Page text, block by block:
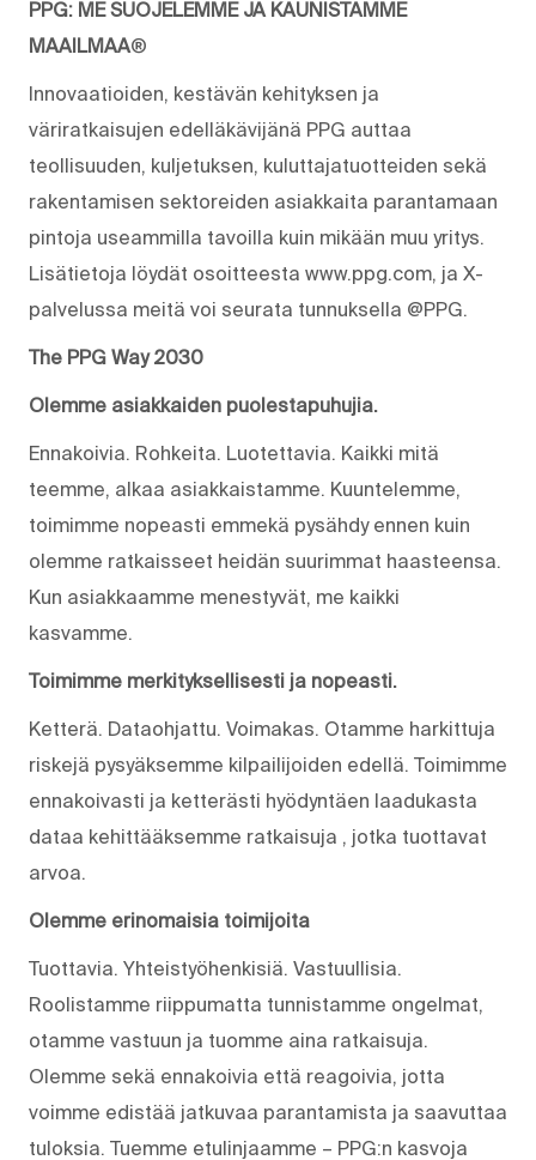
PPG: ME SUOJELEMME JA KAUNISTAMME
MAAILMAA®
Innovaatioiden, kestävän kehityksen ja
väriratkaisujen edelläkävijänä PPG auttaa
teollisuuden, kuljetuksen, kuluttajatuotteiden sekä
rakentamisen sektoreiden asiakkaita parantamaan
pintoja useammilla tavoilla kuin mikään muu yritys.
Lisätietoja löydät osoitteesta www.ppg.com, ja X-
palvelussa meitä voi seurata tunnuksella @PPG.
The PPG Way 2030
Olemme asiakkaiden puolestapuhujia.
Ennakoivia. Rohkeita. Luotettavia. Kaikki mitä
teemme, alkaa asiakkaistamme. Kuuntelemme,
toimimme nopeasti emmekä pysähdy ennen kuin
olemme ratkaisseet heidän suurimmat haasteensa.
Kun asiakkaamme menestyvät, me kaikki
kasvamme.
Toimimme merkityksellisesti ja nopeasti.
Ketterä. Dataohjattu. Voimakas. Otamme harkittuja
riskejä pysyäksemme kilpailijoiden edellä. Toimimme
ennakoivasti ja ketterästi hyödyntäen laadukasta
dataa kehittääksemme ratkaisuja , jotka tuottavat
arvoa.
Olemme erinomaisia toimijoita
Tuottavia. Yhteistyöhenkisiä. Vastuullisia.
Roolistamme riippumatta tunnistamme ongelmat,
otamme vastuun ja tuomme aina ratkaisuja.
Olemme sekä ennakoivia että reagoivia, jotta
voimme edistää jatkuvaa parantamista ja saavuttaa
tuloksia. Tuemme etulinjaamme – PPG:n kasvoja